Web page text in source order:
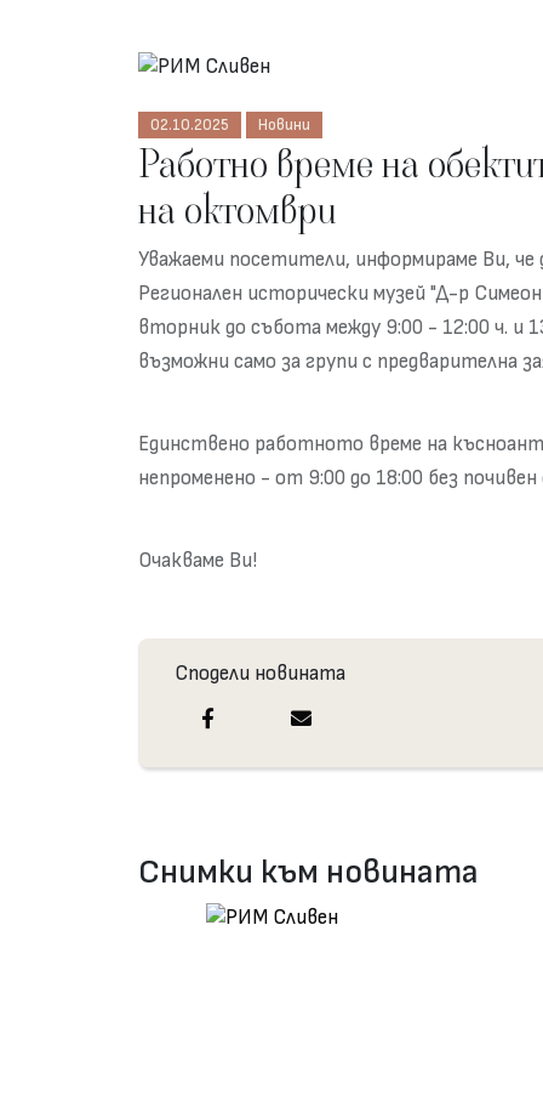
02.10.2025 Новини
Работно време на
на октомври
Уважаеми посетители, информираме Ви,
Регионален исторически музей "Д-р
вторник до събота между 9:00 - 12:00 ч. и
възможни само за групи с предварителна
Единствено работното време на
непроменено - от 9:00 до 18:00 без почивен
Очакваме Ви!
Сподели новината
Снимки към новината